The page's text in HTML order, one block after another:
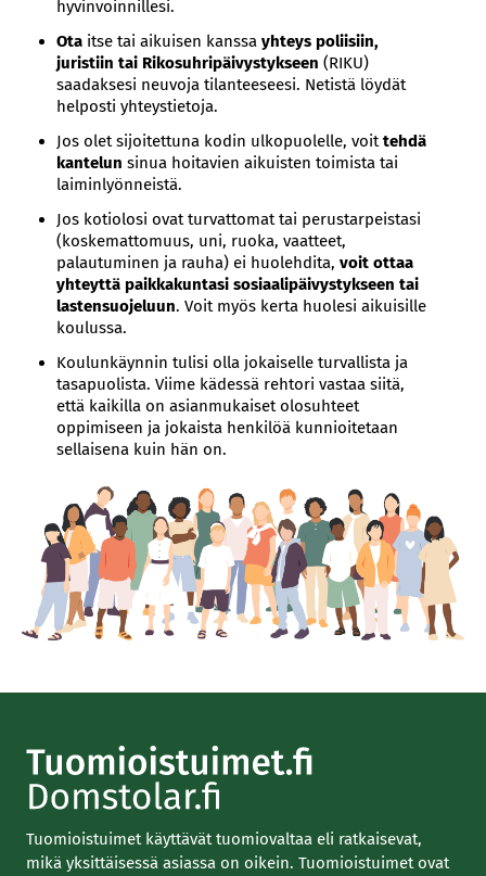
hyvinvoinnillesi.
Ota itse tai aikuisen kanssa yhteys poliisiin,
juristiin tai Rikosuhripäivystykseen (RIKU)
saadaksesi neuvoja tilanteeseesi. Netistä löydät
helposti yhteystietoja.
Jos olet sijoitettuna kodin ulkopuolelle, voittehdä
kantelun sinua hoitavien aikuisten toimista tai
laiminlyönneistä.
Jos kotiolosi ovat turvattomat tai perustarpeistasi
(koskemattomuus, uni, ruoka, vaatteet,
palautuminen ja rauha) ei huolehdita, voit ottaa
yhteyttä paikkakuntasi sosiaalipäivystykseen tai
lastensuojeluun. Voit myös kerta huolesi aikuisille
koulussa.
Koulunkäynnin tulisi olla jokaiselle turvallista ja
tasapuolista. Viime kädessä rehtori vastaa siitä,
että kaikilla on asianmukaiset olosuhteet
oppimiseen ja jokaista henkilöä kunnioitetaan
sellaisena kuin hän on.
Tuomioistuimet käyttävät tuomiovaltaa eli ratkaisevat,
mikä yksittäisessä asiassa on oikein. Tuomioistuimet ovat